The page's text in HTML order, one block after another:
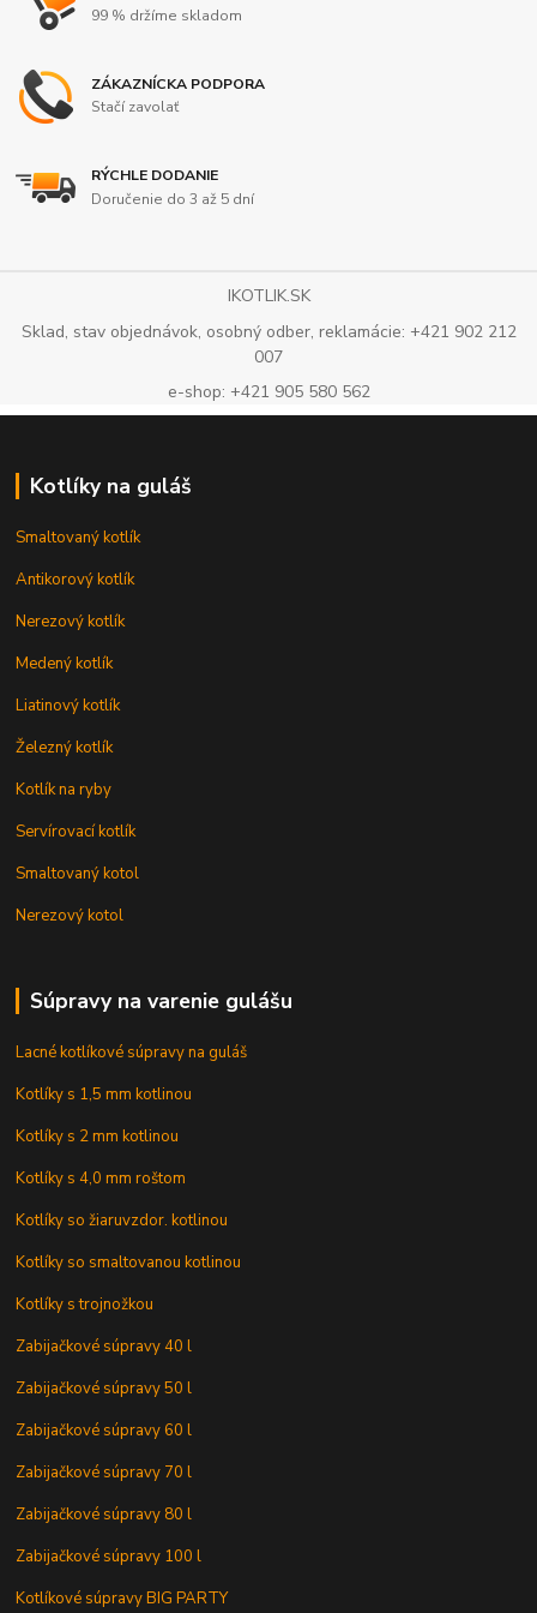
99 % držíme skladom
ZÁKAZNÍCKA PODPORA
Stačí zavolať
RÝCHLE DODANIE
Doručenie do 3 až 5 dní
IKOTLIK.SK
Sklad, stav objednávok, osobný odber, reklamácie: +421 902 212
007
e-shop: +421 905 580 562
Kotlíky na guláš
Smaltovaný kotlík
Antikorový kotlík
Nerezový kotlík
Medený kotlík
Liatinový kotlík
Železný kotlík
Kotlík na ryby
Servírovací kotlík
Smaltovaný kotol
Nerezový kotol
Súpravy na varenie gulášu
Lacné kotlíkové súpravy na guláš
Kotlíky s 1,5 mm kotlinou
Kotlíky s 2 mm kotlinou
Kotlíky s 4,0 mm roštom
Kotlíky so žiaruvzdor. kotlinou
Kotlíky so smaltovanou kotlinou
Kotlíky s trojnožkou
Zabijačkové súpravy 40 l
Zabijačkové súpravy 50 l
Zabijačkové súpravy 60 l
Zabijačkové súpravy 70 l
Zabijačkové súpravy 80 l
Zabijačkové súpravy 100 l
Kotlíkové súpravy BIG PARTY